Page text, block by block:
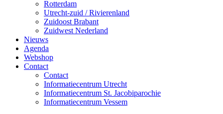
Rotterdam
Utrecht-zuid / Rivierenland
Zuidoost Brabant
Zuidwest Nederland
Nieuws
Agenda
Webshop
Contact
Contact
Informatiecentrum Utrecht
Informatiecentrum St. Jacobiparochie
Informatiecentrum Vessem